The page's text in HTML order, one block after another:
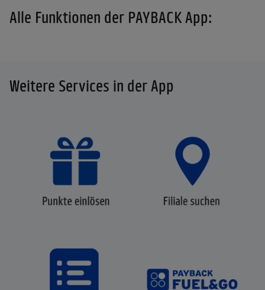
Alle Funktionen der PAYBACK App:
Weitere Services in der App